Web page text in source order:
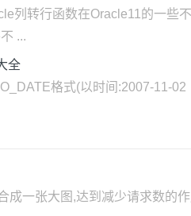
列转行函数在Oracle11的一些
...
全
TO_DATE格式(以时间
成一张大图,达到减少请求数的